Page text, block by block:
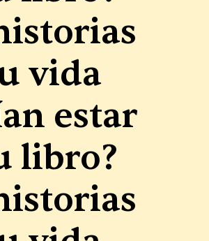
vida
estar
libro?